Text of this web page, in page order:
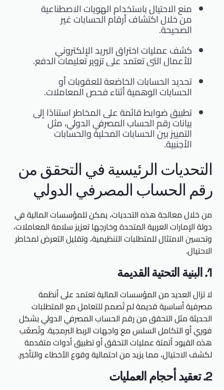
منع الاحتيال باستخدام الهويات الاصطناعية
من خلال اكتشاف أرقام الحسابات غير
الصحيحة.
كشف عمليات اختراق البريد الإلكتروني
للأعمال التي تعتمد على تزوير تعليمات الدفع.
تحديد الحسابات الخاضعة للعقوبات أو
الحسابات الوهمية أثناء فحص المعاملات.
تطبيق ضوابط قائمة على المخاطر استنادًا إلى
بيانات رقم الحساب المصرفي الدولي، مثل
التمييز بين الحسابات المحلية والحسابات
الأجنبية.
التحديات الرئيسية في التحقق من
رقم الحساب المصرفي الدولي
من خلال معالجة هذه التحديات، يمكن للمؤسسات المالية في
دولة الإمارات العربية المتحدة وخارجها تعزيز سلامة المعاملات،
وتحسين الامتثال للمتطلبات التنظيمية، وتقليل التعرض لمخاطر
الاحتيال.
1. البنية التحتية القديمة
لا تزال العديد من المؤسسات المالية تعتمد على أنظمة
مصرفية أساسية قديمة لم تُصمم للتعامل مع المتطلبات
الحديثة مثل التحقق من رقم الحساب المصرفي الدولي بشكل
فوري أو التكامل السلس مع واجهات الربط البرمجية. وتُصعّب
هذه القيود أتمتة عمليات التحقق أو تطبيق أدوات متقدمة
لكشف الاحتيال، مما يزيد من احتمالية وقوع الأخطاء والتأخير.
2. تعقيد أحجام العمليات